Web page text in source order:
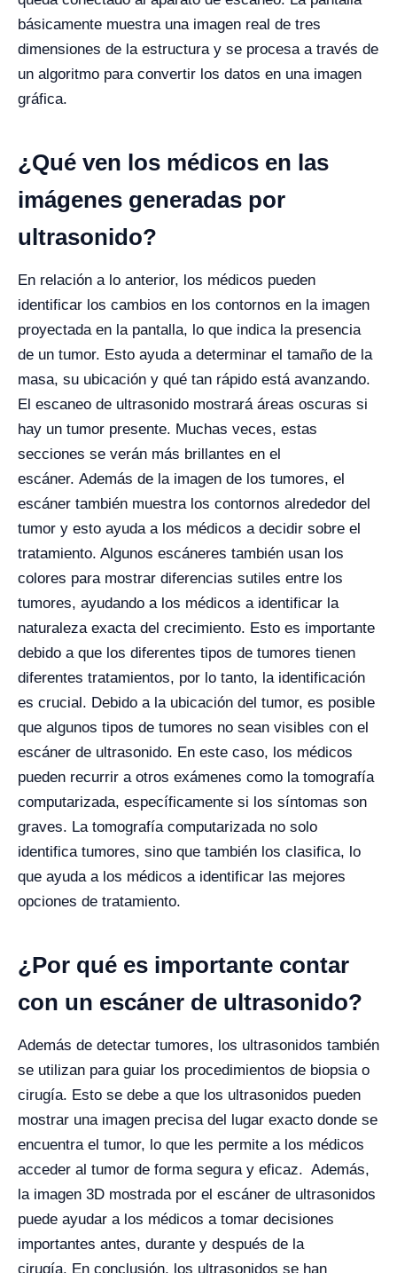
básicamente muestra una imagen real de tres
dimensiones de la estructura y se procesa a través de
un algoritmo para convertir los datos en una imagen
gráfica.
¿Qué ven los médicos en las
imágenes generadas por
ultrasonido?
En relación a lo anterior, los médicos pueden
identificar los cambios en los contornos en la imagen
proyectada en la pantalla, lo que indica la presencia
de un tumor. Esto ayuda a determinar el tamaño de la
masa, su ubicación y qué tan rápido está avanzando.
El escaneo de ultrasonido mostrará áreas oscuras si
hay un tumor presente. Muchas veces, estas
secciones se verán más brillantes en el
escáner. Además de la imagen de los tumores, el
escáner también muestra los contornos alrededor del
tumor y esto ayuda a los médicos a decidir sobre el
tratamiento. Algunos escáneres también usan los
colores para mostrar diferencias sutiles entre los
tumores, ayudando a los médicos a identificar la
naturaleza exacta del crecimiento. Esto es importante
debido a que los diferentes tipos de tumores tienen
diferentes tratamientos, por lo tanto, la identificación
es crucial. Debido a la ubicación del tumor, es posible
que algunos tipos de tumores no sean visibles con el
escáner de ultrasonido. En este caso, los médicos
pueden recurrir a otros exámenes como la tomografía
computarizada, específicamente si los síntomas son
graves. La tomografía computarizada no solo
identifica tumores, sino que también los clasifica, lo
que ayuda a los médicos a identificar las mejores
opciones de tratamiento.
¿Por qué es importante contar
con un escáner de ultrasonido?
Además de detectar tumores, los ultrasonidos también
se utilizan para guiar los procedimientos de biopsia o
cirugía. Esto se debe a que los ultrasonidos pueden
mostrar una imagen precisa del lugar exacto donde se
encuentra el tumor, lo que les permite a los médicos
acceder al tumor de forma segura y eficaz. Además,
la imagen 3D mostrada por el escáner de ultrasonidos
puede ayudar a los médicos a tomar decisiones
importantes antes, durante y después de la
cirugía. En conclusión, los ultrasonidos se han